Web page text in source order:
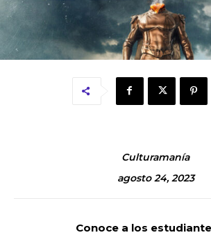
Culturamanía
agosto 24, 2023
Conoce a los